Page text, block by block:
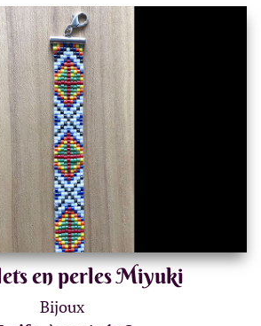
en perles Miyuki
Bijoux